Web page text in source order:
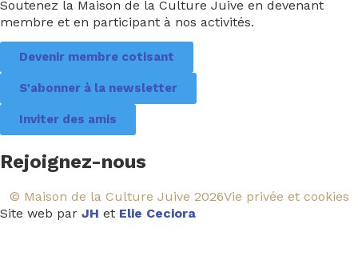
Soutenez la Maison de la Culture Juive en devenant
membre et en participant à nos activités.
Devenir membre cotisant
S'abonner à la newsletter
Inviter des amis
Rejoignez-nous
© Maison de la Culture Juive 2026Vie privée et cookies
Site web par JH et Elie Ceciora